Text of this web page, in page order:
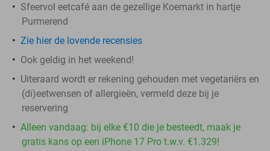
Sfeervol eetcafé aan de gezellige Koemarkt in hartje
Purmerend
Zie hier de lovende recensies
Ook geldig in het weekend!
Uiteraard wordt er rekening gehouden met vegetariërs en
(di)eetwensen of allergieën, vermeld deze bij je
reservering
Alleen vandaag: bij elke €10 die je besteedt, maak je
gratis kans op een iPhone 17 Pro t.w.v. €1.329!